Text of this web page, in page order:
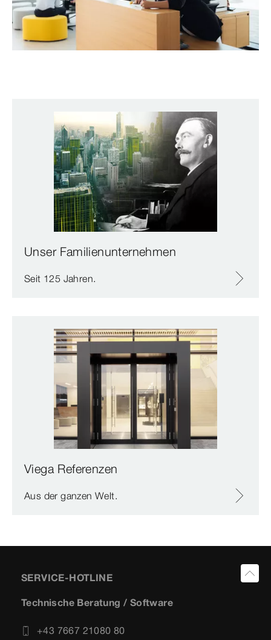
Unser Familienunternehmen
Seit 125 Jahren.
Viega Referenzen
Aus der ganzen Welt.
SERVICE-HOTLINE
Technische Beratung / Software
+43 7667 21080 80